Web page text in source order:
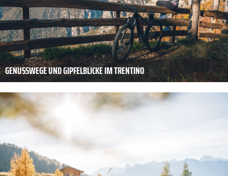
GENUSSWEGE UND GIPFELBLICKE IM TRENTINO